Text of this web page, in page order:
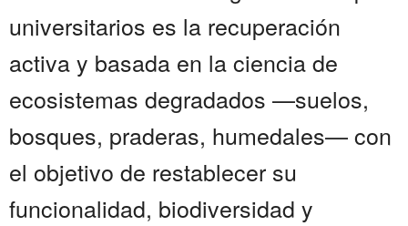
universitarios es la recuperación
activa y basada en la ciencia de
ecosistemas degradados —suelos,
bosques, praderas, humedales— con
el objetivo de restablecer su
funcionalidad, biodiversidad y